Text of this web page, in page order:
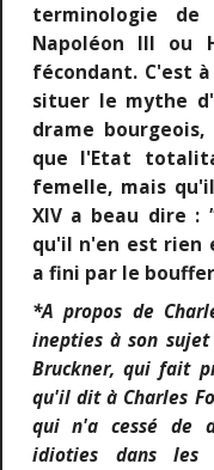
terminologie de
Napoléon III ou
fécondant. C'est
situer le mythe
drame
que l'Etat
femelle, mais
XIV a beau dire :
qu'il n'en est rien
a fini par le
*A propos de
inepties à son
Bruckner, qui fait
qu'il dit à Charles
qui n'a cessé de
idioties dans